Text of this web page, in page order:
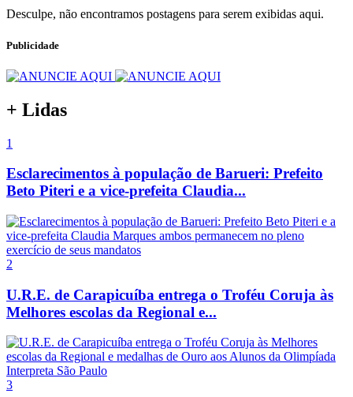
Desculpe, não encontramos postagens para serem exibidas aqui.
Publicidade
+ Lidas
1
Esclarecimentos à população de Barueri: Prefeito
Beto Piteri e a vice-prefeita Claudia...
2
U.R.E. de Carapicuíba entrega o Troféu Coruja às
Melhores escolas da Regional e...
3